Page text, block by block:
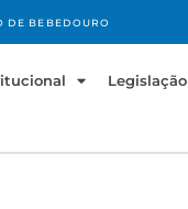
DE BEBEDOURO
Legislação